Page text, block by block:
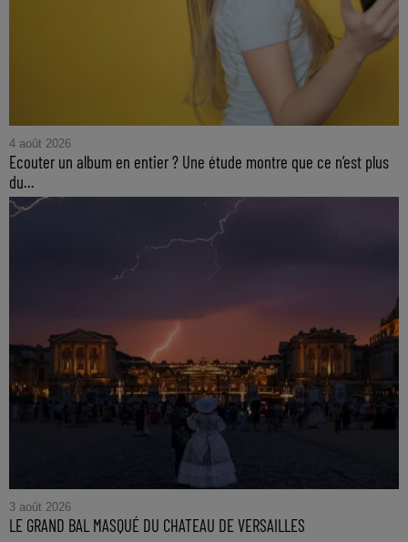
4 août 2026
Ecouter un album en entier ? Une étude montre que ce n’est plus
du...
3 août 2026
LE GRAND BAL MASQUÉ DU CHATEAU DE VERSAILLES